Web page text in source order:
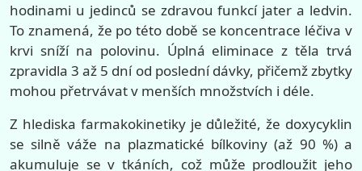
hodinami u jedinců se zdravou funkcí jater a ledvin.
To znamená, že po této době se koncentrace léčiva v
krvi sníží na polovinu. Úplná eliminace z těla trvá
zpravidla 3 až 5 dní od poslední dávky, přičemž zbytky
mohou přetrvávat v menších množstvích i déle.
Z hlediska farmakokinetiky je důležité, že doxycyklin
se silně váže na plazmatické bílkoviny (až 90 %) a
akumuluje se v tkáních, což může prodloužit jeho